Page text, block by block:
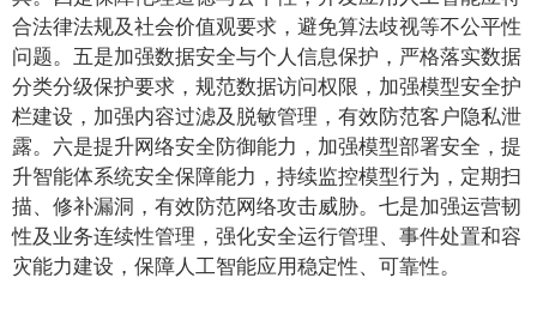
合法律法规及社会价值观要求，避免算法歧视等不公平性
问题。五是加强数据安全与个人信息保护，严格落实数据
分类分级保护要求，规范数据访问权限，加强模型安全护
栏建设，加强内容过滤及脱敏管理，有效防范客户隐私泄
露。六是提升网络安全防御能力，加强模型部署安全，提
升智能体系统安全保障能力，持续监控模型行为，定期扫
描、修补漏洞，有效防范网络攻击威胁。七是加强运营韧
性及业务连续性管理，强化安全运行管理、事件处置和容
灾能力建设，保障人工智能应用稳定性、可靠性。